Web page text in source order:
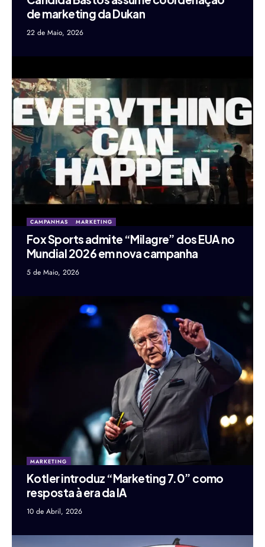
de marketing da Dukan
22 de Maio, 2026
CAMPANHAS MARKETING
Fox Sports admite “Milagre” dos EUA no
Mundial 2026 em nova campanha
5 de Maio, 2026
MARKETING
Kotler introduz “Marketing 7.0” como
resposta à era da IA
10 de Abril, 2026